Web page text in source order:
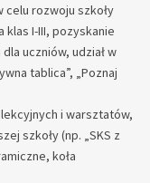
rozwoju szkoły
I-III, pozyskanie
uczniów, udział w
tablica”, „Poznaj
i warsztatów,
szkoły (np. „SKS z
koła